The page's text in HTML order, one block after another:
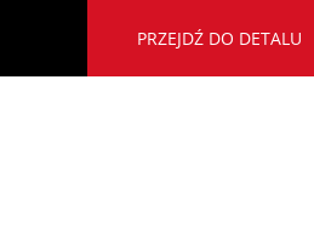
PRZEJDŹ DO DETALU